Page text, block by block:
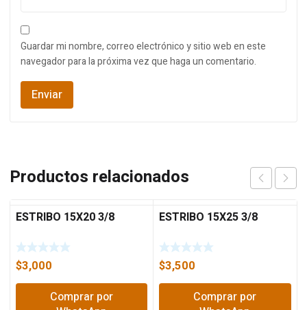
Guardar mi nombre, correo electrónico y sitio web en este
navegador para la próxima vez que haga un comentario.
Productos relacionados
ESTRIBO 15X20 3/8
$3,000
Comprar por
ESTRIBO 15X25 3/8
$3,500
Comprar por